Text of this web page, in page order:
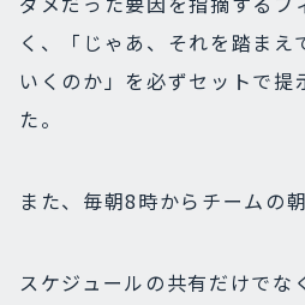
く、「じゃあ、それを踏まえ
いくのか」を必ずセットで提
た。
また、毎朝8時からチームの
スケジュールの共有だけでな